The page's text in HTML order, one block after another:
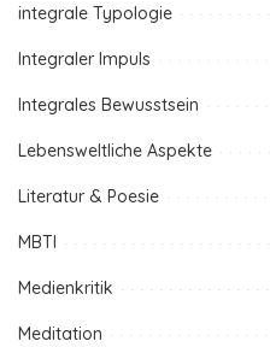
integrale Typologie
Integraler Impuls
Integrales Bewusstsein
Lebensweltliche Aspekte
Literatur & Poesie
MBTI
Medienkritik
Meditation